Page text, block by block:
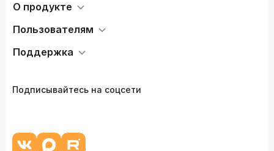
О продукте
Пользователям
Поддержка
Подписывайтесь на соцсети